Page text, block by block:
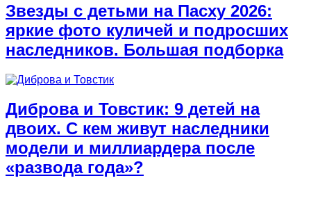
Звезды с детьми на Пасху 2026:
яркие фото куличей и подросших
наследников. Большая подборка
Диброва и Товстик: 9 детей на
двоих. С кем живут наследники
модели и миллиардера после
«развода года»?